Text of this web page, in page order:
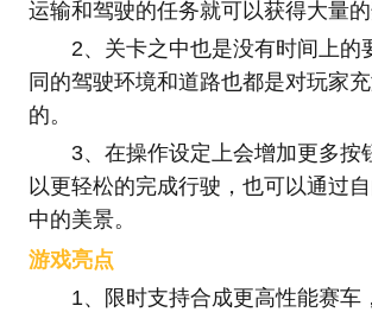
运输和驾驶的任务就可以获得大量的
2、关卡之中也是没有时间上的
同的驾驶环境和道路也都是对玩家
的。
3、在操作设定上会增加更多按
以更轻松的完成行驶，也可以通过
中的美景。
游戏亮点
1、限时支持合成更高性能赛车